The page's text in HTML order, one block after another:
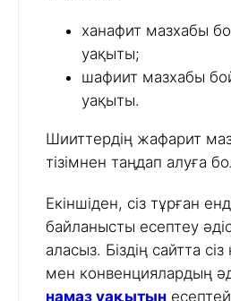
ханафит мазхабы
уақыты;
шафиит мазхабы
уақыты.
Шииттердің жафарит
тізімнен таңдап алуға
Екіншіден, сіз тұрған
байланысты есептеу
аласыз. Біздің сайтта
мен конвенциялардың
намаз уақытын